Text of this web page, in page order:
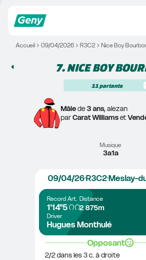
Accueil 09/04/2026 R3C2 Nice Boy
7. NICE BOY
11 partants
Mâle de 3 ans, alezan
par Carat Williams et
Musique
3a1a
09/04/26R3C2Meslay-
Record
1'14"5
Art. Distance
2 875m
Driver
Hugues Monthulé
Opposant
2/2 dans les 3 c. à droite